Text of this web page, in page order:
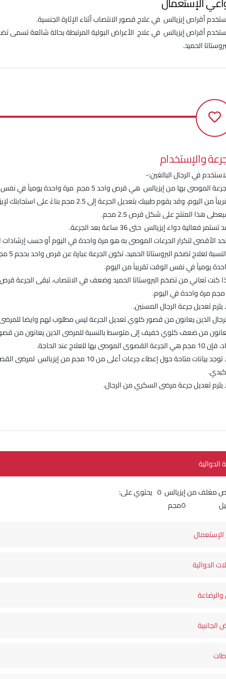
أقراص إيزيالس في علاج قصور الانتصاب أثناء الإثارة الجنسية.
أقراص إيزيالس في علاج الأعراض البولية المرتبطة بحالة شائعة تسمى
الحميد.
والإستخدام
في الرجال البالغين:-
الموصى بها من إيزيالس هي قرص واحد 5 مجم مرة واحدة يومياً في نفس الوقت
من اليوم، وقد يقوم طبيبك بتعديل الجرعة إلى 2.5 مجم بناءً على استجابتك لإيزيالس
هذا المنتج على شكل قرص 2.5 مجم.
فعالية دواء إيزيالس حتى 36 ساعة بعد الجرعة.
الأقصى لتكرار الجرعات الموصى به هو مرة واحدة في اليوم أو حسب إرشادات
لعلاج تضخم البروستاتا الحميد، تكون الجرعة عبارة عن قرص واحد بحجم 5 مجم مرة
يومياً في نفس الوقت تقريباً من اليوم.
كنت تعاني من تضخم البروستاتا الحميد وضعف في الانتصاب، تبقى الجرعة
يلزم تعديل جرعة الرجال المسنين.
الذين يعانون من قصور كلوي تعديل الجرعة ليس مطلوب لهم وايضا
من ضعف كلوي خفيف إلى متوسط بالنسبة للمرضى الذين يعانون من
الجرعة القصوى الموصى بها للعلاج عند الحاجة.
بيانات متاحة حول إعطاء جرعات أعلى من 10 مجم من إيزيالس لمرضى القصور
يلزم تعديل جرعة مرضى السكري من الرجال.
الدوائية
من إيزيالس ٥ يحتوي على:
٥مجم
الدوائية
الجانبية